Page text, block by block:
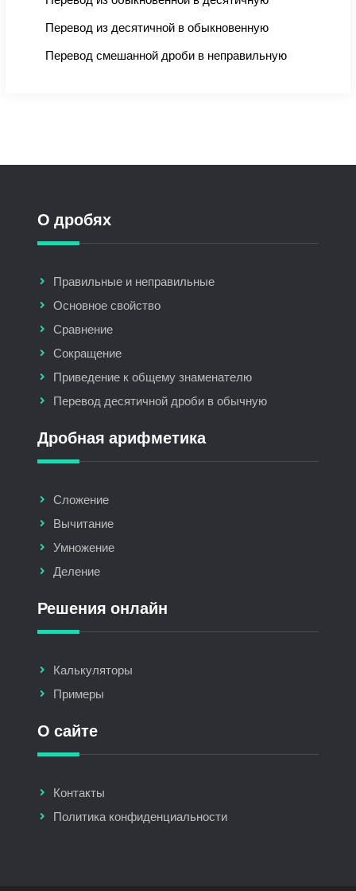
Перевод из десятичной в обыкновенную
Перевод смешанной дроби в неправильную
О дробях
Правильные и неправильные
Основное свойство
Сравнение
Сокращение
Приведение к общему знаменателю
Перевод десятичной дроби в обычную
Дробная арифметика
Сложение
Вычитание
Умножение
Деление
Решения онлайн
Калькуляторы
Примеры
О сайте
Контакты
Политика конфиденциальности